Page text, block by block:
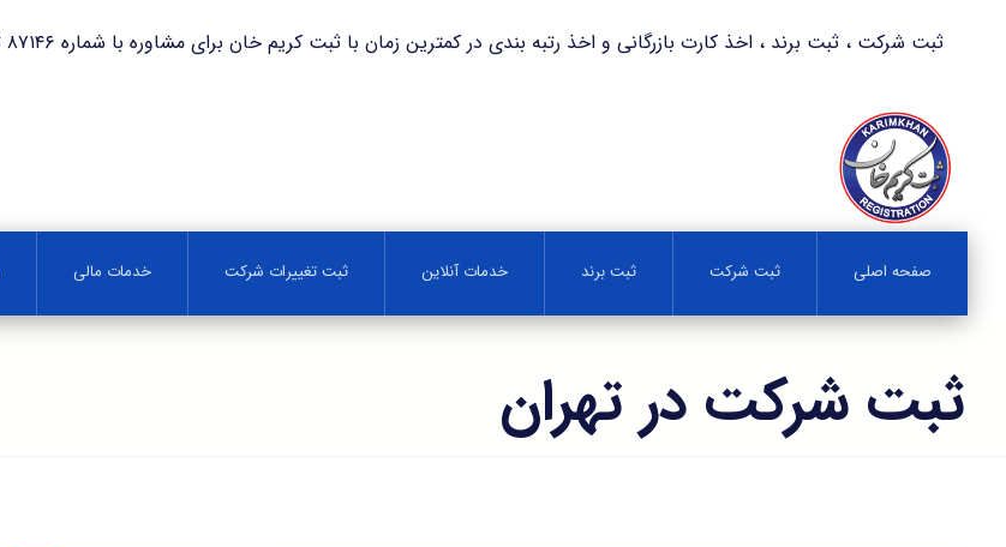
ثبت شرکت ، ثبت برند ، اخذ کارت بازرگانی و اخذ رتبه بندی در کمترین زمان با ثبت کریم خان برای مشاوره با شماره ۸۷۱۴۶ تماس حاصل فرمایید.
صفحه اصلی ثبت شرکت ثبت برند خدمات آنلاین ثبت تغییرات شرکت خدمات مالی
ثبت شرکت در تهران